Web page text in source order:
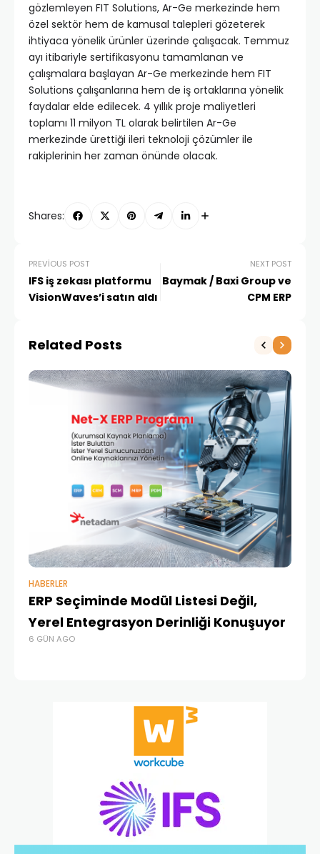
gözlemleyen FIT Solutions, Ar-Ge merkezinde hem
özel sektör hem de kamusal talepleri gözeterek
ihtiyaca yönelik ürünler üzerinde çalışacak. Temmuz
ayı itibariyle sertifikasyonu tamamlanan ve
çalışmalara başlayan Ar-Ge merkezinde hem FIT
Solutions çalışanlarına hem de iş ortaklarına yönelik
faydalar elde edilecek. 4 yıllık proje maliyetleri
toplamı 11 milyon TL olarak belirtilen Ar-Ge
merkezinde ürettiği ileri teknoloji çözümler ile
rakiplerinin her zaman önünde olacak.
Shares:
PREVIOUS POST
IFS iş zekası platformu
VisionWaves’i satın aldı
NEXT POST
Baymak / Baxi Group ve
CPM ERP
Related Posts
HABERLER
ERP Seçiminde Modül Listesi Değil,
Yerel Entegrasyon Derinliği Konuşuyor
6 GÜN AGO